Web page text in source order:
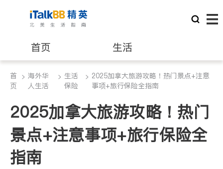
首页 生活
医生 律师
保险理财 房地产租售
银行贷款 会计师
首
页
> 海外华
人生活
> 生活
保险
> 2025加拿大旅游攻略！热门景点+注意
事项+旅行保险全指南
2025加拿大旅游攻略！热门
景点+注意事项+旅行保险全
指南